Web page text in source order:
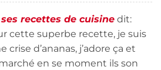
recettes de cuisine dit:
cette superbe recette, je suis
crise d’ananas, j’adore ça et
en se moment ils son